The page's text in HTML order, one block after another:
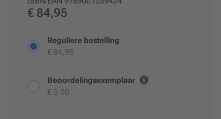
€ 84,95
Reguliere bestelling
€ 84,95
Beoordelingsexemplaar
€ 0,00